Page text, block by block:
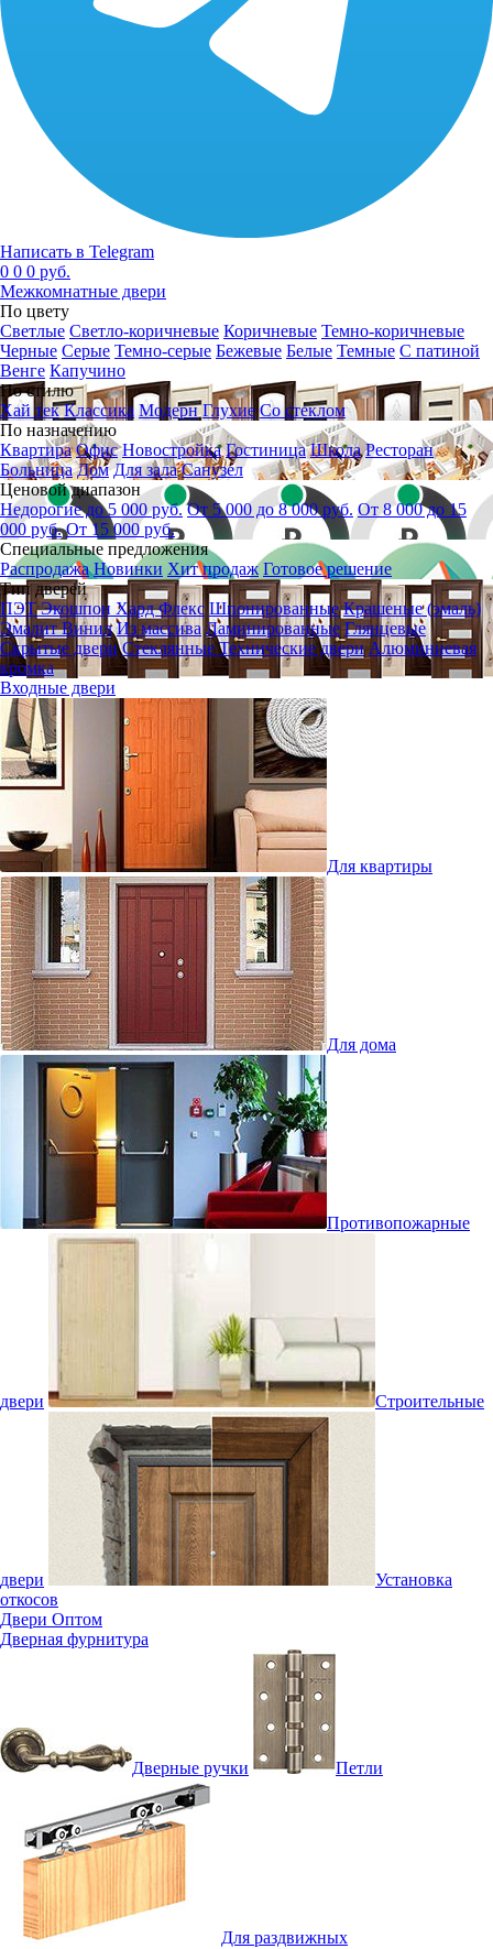
Написать в Telegram
0 0 0 руб.
Межкомнатные двери
По цвету
Светлые Светло-коричневые Коричневые Темно-коричневые
Черные Серые Темно-серые Бежевые Белые Темные С патиной
Венге Капучино
По стилю
Хай тек Классика Модерн Глухие Со стеклом
По назначению
Квартира Офис Новостройка Гостиница Школа Ресторан
Больница Дом Для зала Санузел
Ценовой диапазон
Недорогие до 5 000 руб. От 5 000 до 8 000 руб. От 8 000 до 15
000 руб. От 15 000 руб.
Специальные предложения
Распродажа Новинки Хит продаж Готовое решение
Тип дверей
ПЭТЭкошпон Хард Флекс Шпонированные Крашеные (эмаль)
ЭмалитВинил Из массива Ламинированные Глянцевые
Скрытые двери СтеклянныеТехнические двери Алюминиевая
кромка
Входные двери
Для квартиры
Для дома
Противопожарные
двери Строительные
двери
Установка
откосов
Двери Оптом
Дверная фурнитура
Дверные ручки Петли
Для раздвижных